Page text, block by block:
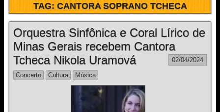
TAG:CANTORA SOPRANO TCHECA
Orquestra Sinfônica e Coral Lírico de
Minas Gerais recebem Cantora
Tcheca Nikola Uramová
02/04/2024
Concerto Cultura Música